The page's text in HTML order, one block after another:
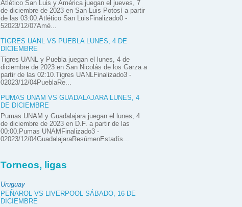
Atlético San Luis y América juegan el jueves, 7
de diciembre de 2023 en San Luis Potosí a partir
de las 03:00.Atlético San LuisFinalizado0 -
52023/12/07Amé...
TIGRES UANL VS PUEBLA LUNES, 4 DE
DICIEMBRE
Tigres UANL y Puebla juegan el lunes, 4 de
diciembre de 2023 en San Nicolás de los Garza a
partir de las 02:10.Tigres UANLFinalizado3 -
02023/12/04PueblaRe...
PUMAS UNAM VS GUADALAJARA LUNES, 4
DE DICIEMBRE
Pumas UNAM y Guadalajara juegan el lunes, 4
de diciembre de 2023 en D.F. a partir de las
00:00.Pumas UNAMFinalizado3 -
02023/12/04GuadalajaraResúmenEstadís...
Torneos, ligas
Uruguay
PEÑAROL VS LIVERPOOL SÁBADO, 16 DE
DICIEMBRE